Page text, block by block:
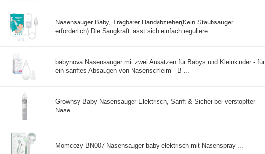
Nasensauger Baby, Tragbarer Handabzieher(Kein Staubsauger
erforderlich) Die Saugkraft lässt sich einfach reguliere ...
babynova Nasensauger mit zwei Ausätzen für Babys und Kleinkinder - für
ein sanftes Absaugen von Nasenschleim - B ...
Grownsy Baby Nasensauger Elektrisch, Sanft & Sicher bei verstopfter
Nase ...
Momcozy BN007 Nasensauger baby elektrisch mit Nasenspray ...